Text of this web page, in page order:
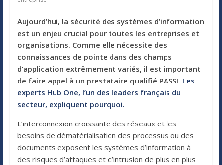
Aujourd’hui, la sécurité des systèmes d’information
est un enjeu crucial pour toutes les entreprises et
organisations. Comme elle nécessite des
connaissances de pointe dans des champs
d’application extrêmement variés, il est important
de faire appel à un prestataire qualifié PASSI. Les
experts Hub One, l’un des leaders français du
secteur, expliquent pourquoi.
L’interconnexion croissante des réseaux et les
besoins de dématérialisation des processus ou des
documents exposent les systèmes d’information à
des risques d’attaques et d’intrusion de plus en plus